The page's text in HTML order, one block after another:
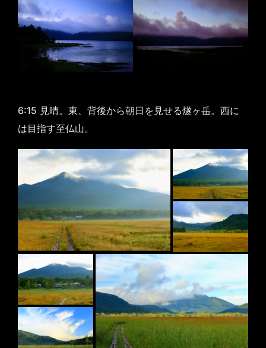
6:15 見晴。東、背後から朝日を見せる燧ヶ岳。西に
は目指す至仏山。